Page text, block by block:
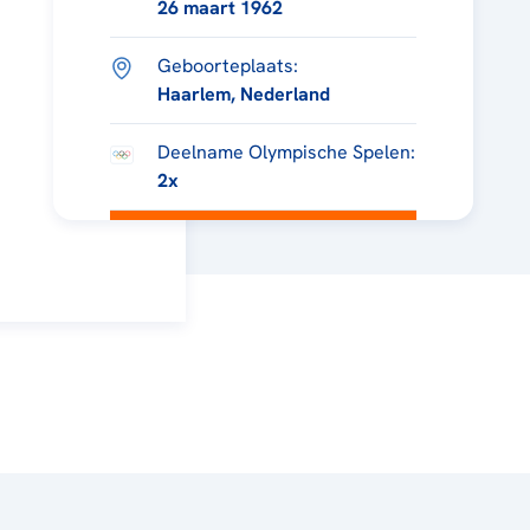
26 maart 1962
Geboorteplaats:
Haarlem, Nederland
Deelname Olympische Spelen:
2x